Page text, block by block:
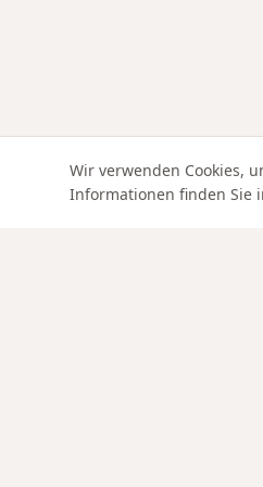
Wir verwenden Cookies,
Informationen finden Sie